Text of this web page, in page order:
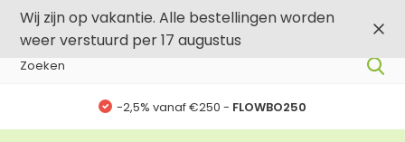
Wij zijn op vakantie. Alle bestellingen worden
weer verstuurd per 17 augustus
-2,5% vanaf €250 - FLOWBO250